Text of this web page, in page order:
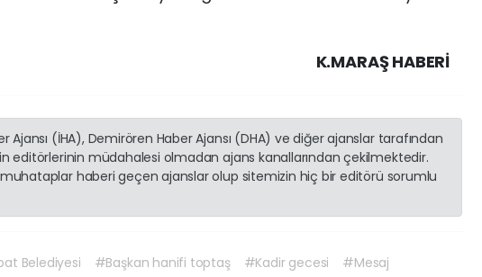
K.MARAŞ HABERİ
Ajansı (İHA), Demirören Haber Ajansı (DHA) ve diğer ajanslar tarafından
editörlerinin müdahalesi olmadan ajans kanallarından çekilmektedir.
haberi geçen ajanslar olup sitemizin hiç bir editörü sorumlu
Belediyesi #Başkan hanifi toptaş #Kadir gecesi #Mesaj